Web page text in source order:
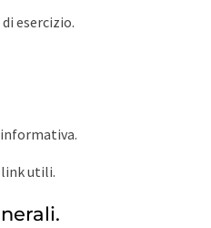
esercizio.
utili.